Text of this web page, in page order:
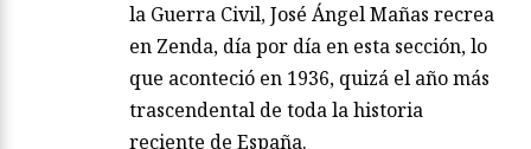
la Guerra Civil, José Ángel Mañas recrea
en Zenda, día por día en esta sección, lo
que aconteció en 1936, quizá el año más
trascendental de toda la historia
reciente de España.